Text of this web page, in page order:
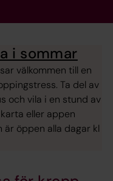
i sommar
välkommen till en
Ta del av
och vila i en stund av
eller appen
är öppen alla dagar kl